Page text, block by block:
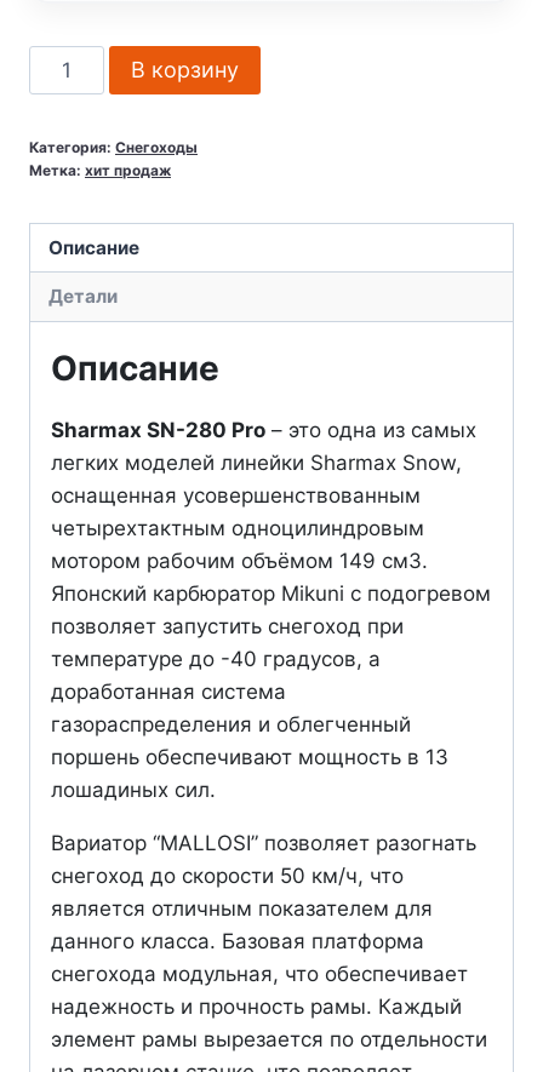
Количество
товара
SHARMAX
280
В корзину
Категория: Снегоходы
Метка: хит продаж
Описание
Детали
Описание
Sharmax SN-280 Pro – это одна из самых
легких моделей линейки Sharmax Snow,
оснащенная усовершенствованным
четырехтактным одноцилиндровым
мотором рабочим объёмом 149 см3.
Японский карбюратор Mikuni с подогревом
позволяет запустить снегоход при
температуре до -40 градусов, а
доработанная система
газораспределения и облегченный
поршень обеспечивают мощность в 13
лошадиных сил.
Вариатор “MALLOSI” позволяет разогнать
снегоход до скорости 50 км/ч, что
является отличным показателем для
данного класса. Базовая платформа
снегохода модульная, что обеспечивает
надежность и прочность рамы. Каждый
элемент рамы вырезается по отдельности